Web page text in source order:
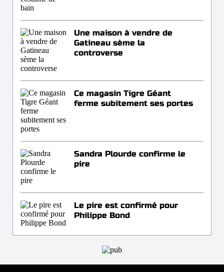
Une maison à vendre de
Gatineau sème la
controverse
Ce magasin Tigre Géant
ferme subitement ses portes
Sandra Plourde confirme le
pire
Le pire est confirmé pour
Philippe Bond